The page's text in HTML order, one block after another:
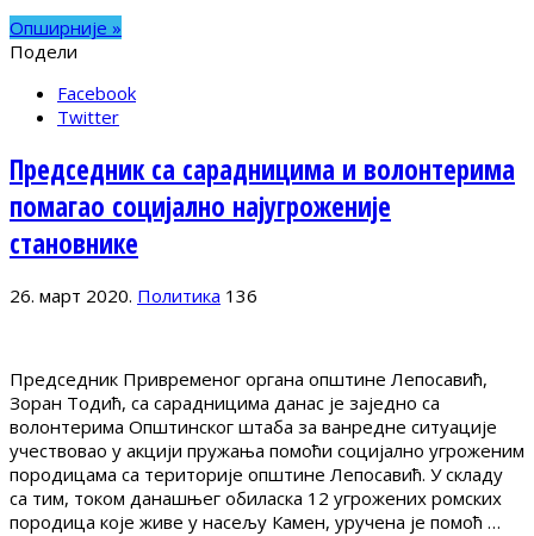
Опширније »
Подели
Facebook
Twitter
Председник са сарадницима и волонтерима
помагао социјално најугроженије
становнике
26. март 2020. Политика 136
Председник Привременог органа општине Лепосавић,
Зоран Тодић, са сарадницима данас је заједно са
волонтерима Општинског штаба за ванредне ситуације
учествовао у акцији пружања помоћи социјално угроженим
породицама са територије општине Лепосавић. У складу
са тим, током данашњег обиласка 12 угрожених ромских
породица које живе у насељу Камен, уручена је помоћ …